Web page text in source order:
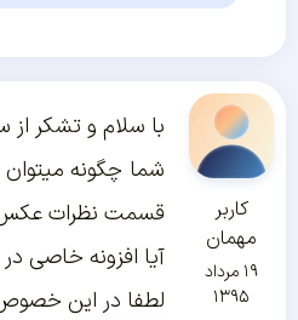
کاربر
مهمان
۱۹ مرداد
۱۳۹۵
با سلام و تشکر
شما چگونه
قسمت نظرات عکس
آیا افزونه خاصی
لطفا در این خصوص